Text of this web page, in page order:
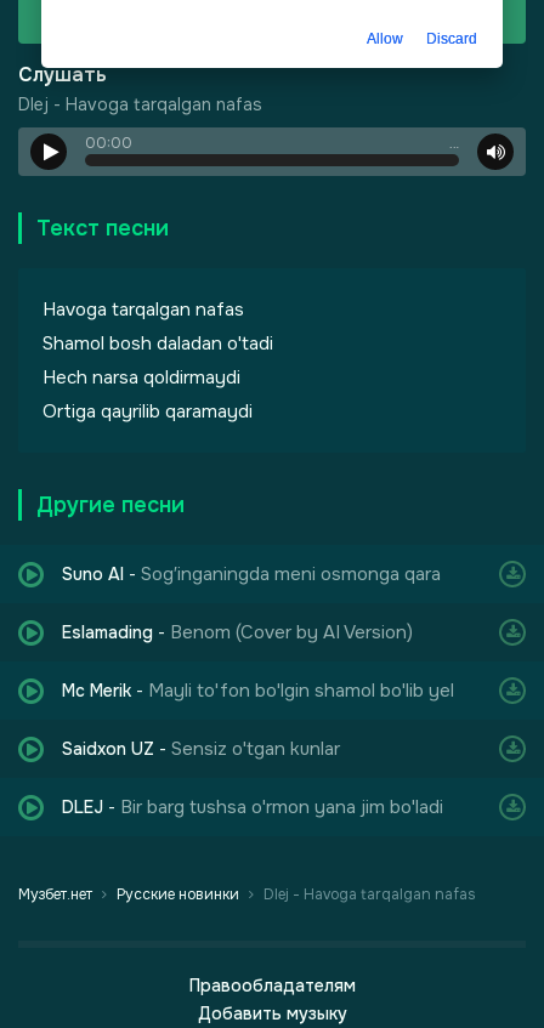
Слушать
Dlej - Havoga tarqalgan nafas
00:00 …
Текст песни
Havoga tarqalgan nafas
Shamol bosh daladan o'tadi
Hech narsa qoldirmaydi
Ortiga qayrilib qaramaydi
Другие песни
Suno AI - Sog′inganingda meni osmonga qara
Eslamading - Benom (Cover by AI Version)
Mc Merik - Mayli to'fon bo'lgin shamol bo'lib yel
Saidxon UZ - Sensiz o'tgan kunlar
DLEJ - Bir barg tushsa o'rmon yana jim bo'ladi
Музбет.нет Русские новинки Dlej - Havoga tarqalgan nafas
Правообладателям
Добавить музыку
Шепот, робкое дыхание
Allow Discard